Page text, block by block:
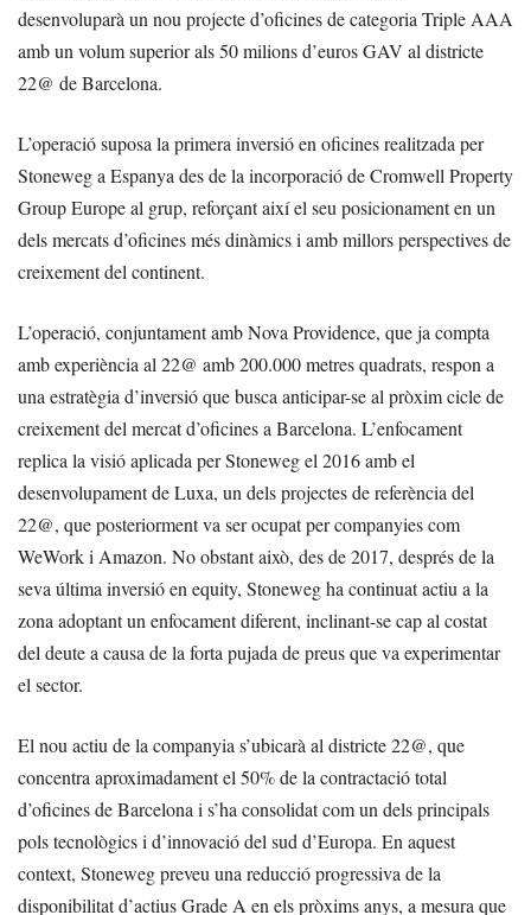
desenvoluparà un nou projecte d’oficines de categoria Triple AAA
amb un volum superior als 50 milions d’euros GAV al districte
22@ de Barcelona.
L’operació suposa la primera inversió en oficines realitzada per
Stoneweg a Espanya des de la incorporació de Cromwell Property
Group Europe al grup, reforçant així el seu posicionament en un
dels mercats d’oficines més dinàmics i amb millors perspectives de
creixement del continent.
L’operació, conjuntament amb Nova Providence, que ja compta
amb experiència al 22@ amb 200.000 metres quadrats, respon a
una estratègia d’inversió que busca anticipar-se al pròxim cicle de
creixement del mercat d’oficines a Barcelona. L’enfocament
replica la visió aplicada per Stoneweg el 2016 amb el
desenvolupament de Luxa, un dels projectes de referència del
22@, que posteriorment va ser ocupat per companyies com
WeWork i Amazon. No obstant això, des de 2017, després de la
seva última inversió en equity, Stoneweg ha continuat actiu a la
zona adoptant un enfocament diferent, inclinant-se cap al costat
del deute a causa de la forta pujada de preus que va experimentar
el sector.
El nou actiu de la companyia s’ubicarà al districte 22@, que
concentra aproximadament el 50% de la contractació total
d’oficines de Barcelona i s’ha consolidat com un dels principals
pols tecnològics i d’innovació del sud d’Europa. En aquest
context, Stoneweg preveu una reducció progressiva de la
disponibilitat d’actius Grade A en els pròxims anys, a mesura que